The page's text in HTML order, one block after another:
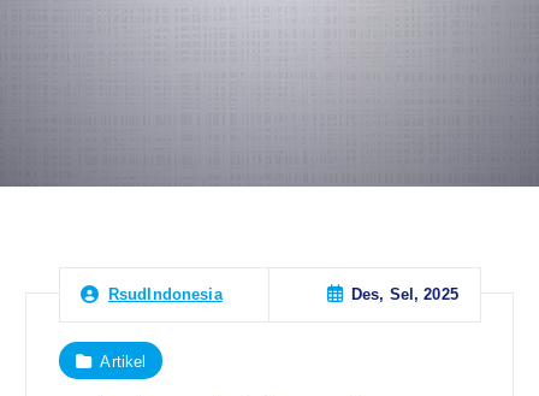
RsudIndonesia Des, Sel, 2025
Artikel